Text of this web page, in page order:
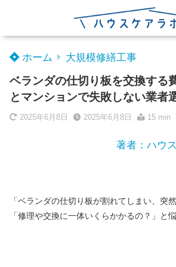
ホーム 大規模修繕工事
ベランダの仕切り板を交換する
とマンションで失敗しない業者
2025年6月8日 2025年6月8日 15 min
著者：ハウ
「ベランダの仕切り板が割れてしまい、突
「修理や交換に一体いくらかかるの？」と